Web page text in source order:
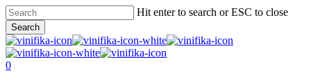
Skip
to
main
content
Hit enter to search or ESC to close
Search
Close
Search
0